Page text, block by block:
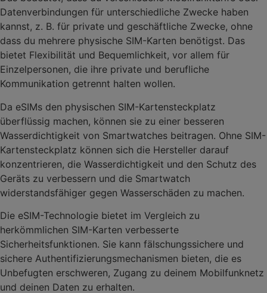
Datenverbindungen für unterschiedliche Zwecke haben
kannst, z. B. für private und geschäftliche Zwecke, ohne
dass du mehrere physische SIM-Karten benötigst. Das
bietet Flexibilität und Bequemlichkeit, vor allem für
Einzelpersonen, die ihre private und berufliche
Kommunikation getrennt halten wollen.
Da eSIMs den physischen SIM-Kartensteckplatz
überflüssig machen, können sie zu einer besseren
Wasserdichtigkeit von Smartwatches beitragen. Ohne SIM-
Kartensteckplatz können sich die Hersteller darauf
konzentrieren, die Wasserdichtigkeit und den Schutz des
Geräts zu verbessern und die Smartwatch
widerstandsfähiger gegen Wasserschäden zu machen.
Die eSIM-Technologie bietet im Vergleich zu
herkömmlichen SIM-Karten verbesserte
Sicherheitsfunktionen. Sie kann fälschungssichere und
sichere Authentifizierungsmechanismen bieten, die es
Unbefugten erschweren, Zugang zu deinem Mobilfunknetz
und deinen Daten zu erhalten.